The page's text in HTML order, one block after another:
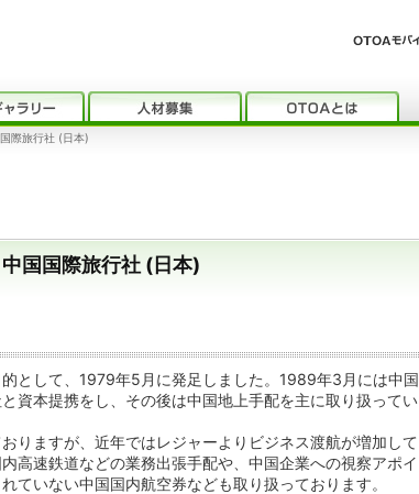
際旅行社 (日本)
国国際旅行社 (日本)
として、1979年5月に発足しました。1989年3月には中国
資本提携をし、その後は中国地上手配を主に取り扱ってい
りますが、近年ではレジャーよりビジネス渡航が増加して
高速鉄道などの業務出張手配や、中国企業への視察アポイ
ていない中国国内航空券なども取り扱っております。